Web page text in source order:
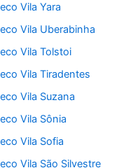
Vila Yara
Vila Uberabinha
Vila Tolstoi
Vila Tiradentes
Vila Suzana
Vila Sônia
Vila Sofia
Vila São Silvestre